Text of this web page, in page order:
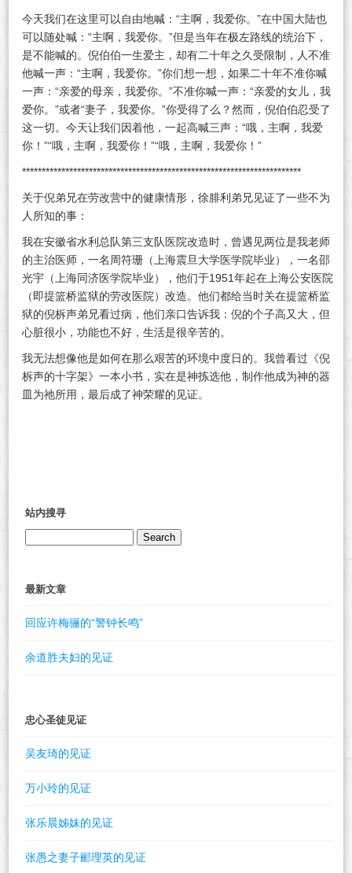
今天我们在这里可以自由地喊：“主啊，我爱你。”在中国大陆也
可以随处喊：“主啊，我爱你。”但是当年在极左路线的统治下，
是不能喊的。倪伯伯一生爱主，却有二十年之久受限制，人不准
他喊一声：“主啊，我爱你。”你们想一想，如果二十年不准你喊
一声：“亲爱的母亲，我爱你。”不准你喊一声：“亲爱的女儿，我
爱你。”或者“妻子，我爱你。”你受得了么？然而，倪伯伯忍受了
这一切。今天让我们因着他，一起高喊三声：“哦，主啊，我爱
你！”“哦，主啊，我爱你！”“哦，主啊，我爱你！”
***********************************************************************
关于倪弟兄在劳改营中的健康情形，徐腓利弟兄见证了一些不为
人所知的事：
我在安徽省水利总队第三支队医院改造时，曾遇见两位是我老师
的主治医师，一名周符珊（上海震旦大学医学院毕业），一名邵
光宇（上海同济医学院毕业），他们于1951年起在上海公安医院
（即提篮桥监狱的劳改医院）改造。他们都给当时关在提篮桥监
狱的倪柝声弟兄看过病，他们亲口告诉我：倪的个子高又大，但
心脏很小，功能也不好，生活是很辛苦的。
我无法想像他是如何在那么艰苦的环境中度日的。我曾看过《倪
柝声的十字架》一本小书，实在是神拣选他，制作他成为神的器
皿为祂所用，最后成了神荣耀的见证。
站内搜寻
最新文章
回应许梅骊的“警钟长鸣”
余道胜夫妇的见证
忠心圣徒见证
吴友琦的见证
万小玲的见证
张乐晨姊妹的见证
张愚之妻子郦理英的见证